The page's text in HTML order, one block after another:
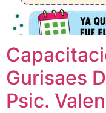
Gurisaes
Psic.